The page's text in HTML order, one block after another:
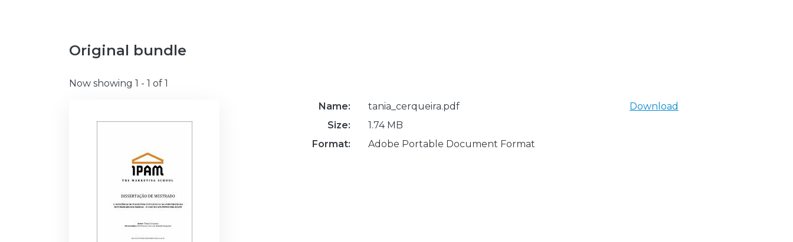
Original bundle
Now showing 1 - 1 of 1
Name:
tania_cerqueira.pdf
Size:
1.74 MB
Format:
Adobe Portable Document Format
Download